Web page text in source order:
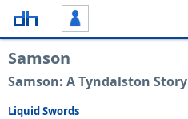
Samson
Samson: A Tyndalston Story
Liquid Swords